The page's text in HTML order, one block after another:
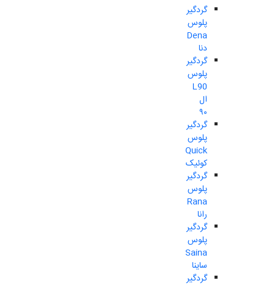
گردگیر
پلوس
Dena
دنا
گردگیر
پلوس
L90
ال
۹۰
گردگیر
پلوس
Quick
کوئیک
گردگیر
پلوس
Rana
رانا
گردگیر
پلوس
Saina
ساینا
گردگیر